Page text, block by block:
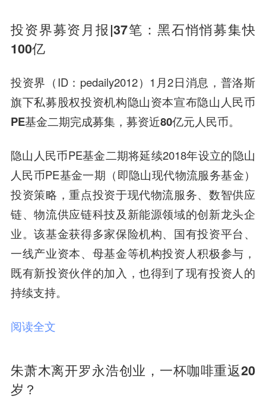
投资界募资月报|37笔：黑石悄悄募集快
100亿
投资界（ID：pedaily2012）1月2日消息，普洛斯
旗下私募股权投资机构隐山资本宣布隐山人民币
PE基金二期完成募集，募资近80亿元人民币。
隐山人民币PE基金二期将延续2018年设立的隐山
人民币PE基金一期（即隐山现代物流服务基金）
投资策略，重点投资于现代物流服务、数智供应
链、物流供应链科技及新能源领域的创新龙头企
业。该基金获得多家保险机构、国有投资平台、
一线产业资本、母基金等机构投资人积极参与，
既有新投资伙伴的加入，也得到了现有投资人的
持续支持。
阅读全文
朱萧木离开罗永浩创业，一杯咖啡重返20
岁？